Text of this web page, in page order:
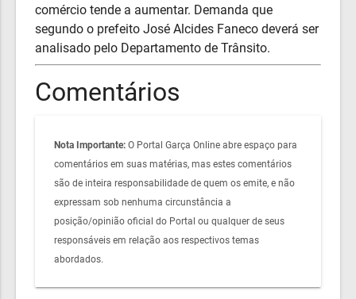
comércio tende a aumentar. Demanda que
segundo o prefeito José Alcides Faneco deverá ser
analisado pelo Departamento de Trânsito.
Comentários
Nota Importante: O Portal Garça Online abre espaço para
comentários em suas matérias, mas estes comentários
são de inteira responsabilidade de quem os emite, e não
expressam sob nenhuma circunstância a
posição/opinião oficial do Portal ou qualquer de seus
responsáveis em relação aos respectivos temas
abordados.